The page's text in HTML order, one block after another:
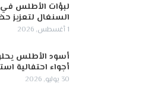
لبؤات الأطلس في
السنغال لتعزيز
1 أغسطس, 2026
أسود الأطلس
أجواء احتفالية
30 يوليو, 2026